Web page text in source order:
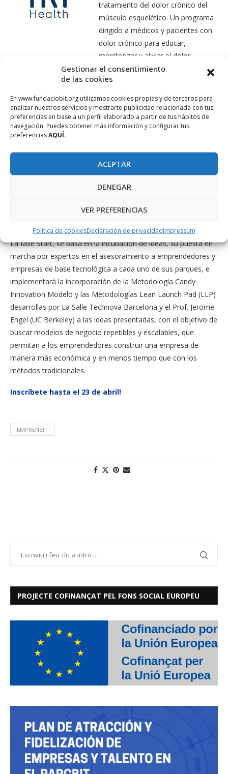
Gestionar el consentimiento
de las cookies
En www.fundaciobit.org utilizamos cookies propias y de terceros para
analizar nuestros servicios y mostrarte publicidad relacionada con tus
preferencias en base a un perfil elaborado a partir de tus hábitos de
navegación. Puedes obtener más información y configurar tus
preferenciasAQUÍ.
ACEPTAR
DENEGAR
VER PREFERENCIAS
Política de cookiesDeclaración de privacidadImpressum
tratamiento del dolor crónico del
músculo esquelético. Un programa
dirigido a médicos y pacientes con
dolor crónico para educar,
monitorizar y aliviar el dolor.
APTENISA
Start
por la Asociación de Parques Científicos y Tecnológicos de
diseñados para promover la creación y el crecimiento de
La fase Start, se basa en la incubación de ideas, su puesta en
marcha por expertos en el asesoramiento a emprendedores y
empresas de base tecnológica a cada uno de sus parques, e
implementará la incorporación de la Metodología Candy
Innovation Modelo y las Metodologías Lean Launch Pad (LLP)
desarrollas por La Salle Technova Barcelona y el Prof. Jerome
Engel (UC Berkeley) a las ideas presentadas, con el objetivo de
buscar modelos de negocio repetibles y escalables, que
permitan a los emprendedores construir una empresa de
manera más económica y en menos tiempo que con los
métodos tradicionales.
Inscríbete hasta el 23 de abril!
EMPRENBIT
PROJECTE COFINANÇAT PEL FONS SOCIAL EUROPEU